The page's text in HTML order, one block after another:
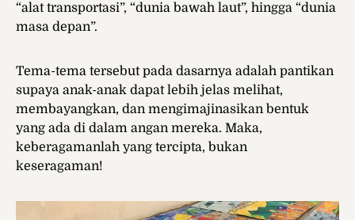
“alat transportasi”, “dunia bawah laut”, hingga “dunia
masa depan”.
Tema-tema tersebut pada dasarnya adalah pantikan
supaya anak-anak dapat lebih jelas melihat,
membayangkan, dan mengimajinasikan bentuk
yang ada di dalam angan mereka. Maka,
keberagamanlah yang tercipta, bukan
keseragaman!